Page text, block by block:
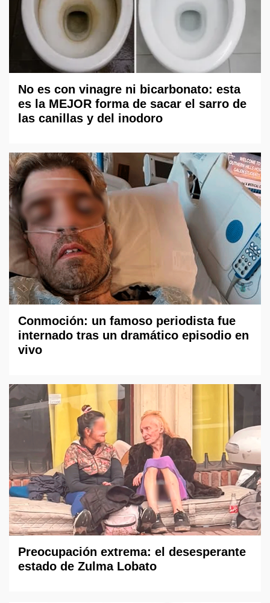
No es con vinagre ni bicarbonato: esta
es la MEJOR forma de sacar el sarro de
las canillas y del inodoro
Conmoción: un famoso periodista fue
internado tras un dramático episodio en
vivo
Preocupación extrema: el desesperante
estado de Zulma Lobato